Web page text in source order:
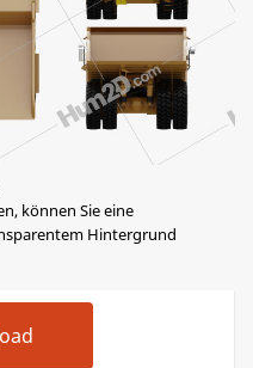
können Sie eine
Hintergrund